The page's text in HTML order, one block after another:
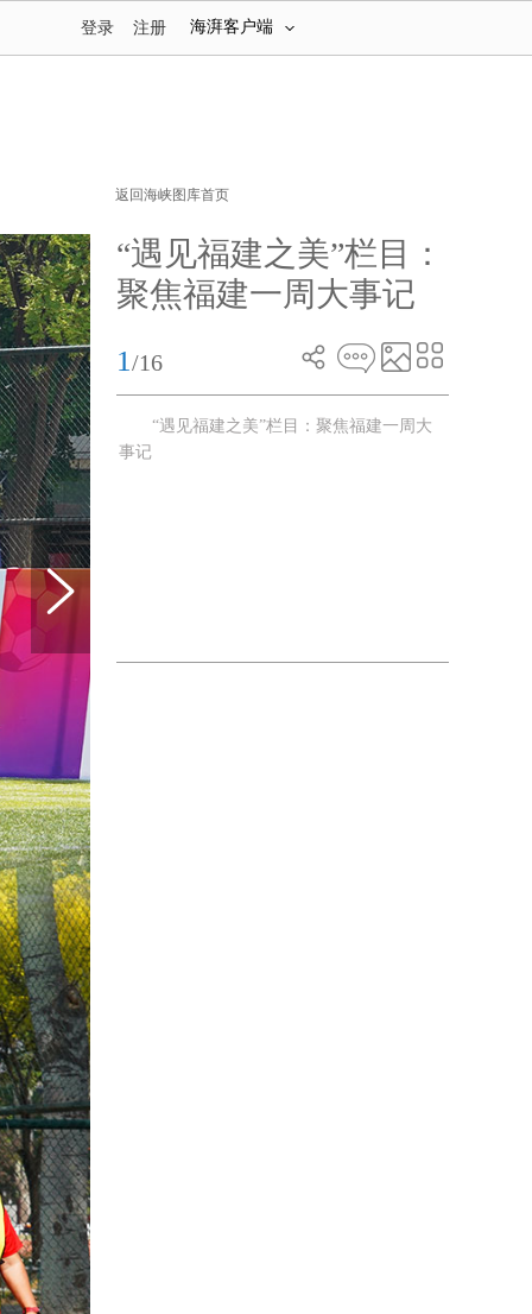
海湃客户端
登录 注册
返回海峡图库首页
“遇见福建之美”栏目：
聚焦福建一周大事记
1 /16
“遇见福建之美”栏目：聚焦福建一周大
事记